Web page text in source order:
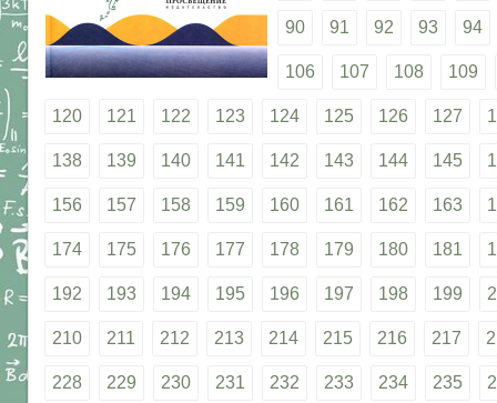
90 91 92 93 94
106 107 108 109
120 121 122 123 124 125 126 127
138 139 140 141 142 143 144 145
156 157 158 159 160 161 162 163
174 175 176 177 178 179 180 181
192 193 194 195 196 197 198 199
210 211 212 213 214 215 216 217
228 229 230 231 232 233 234 235